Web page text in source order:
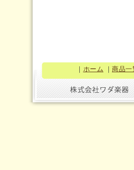
｜ ホーム ｜ 商品一